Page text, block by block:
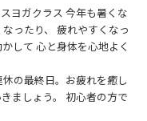
ヨガクラス 今年も暑くな
ったり、 疲れやすくなっ
して 心と身体を心地よく
の最終日。お疲れを癒し
ましょう。 初心者の方で